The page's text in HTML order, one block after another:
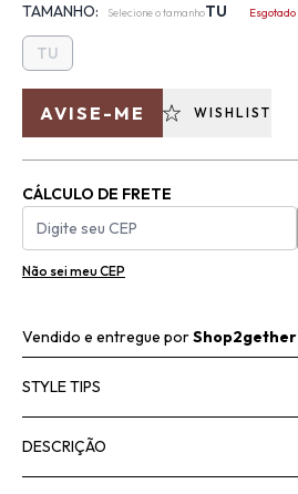
TAMANHO: Selecione o tamanhoTU Esgotado
TU
AVISE-ME WISHLIST
CÁLCULO DE FRETE
Não sei meu CEP
Vendido e entregue porShop2gether
STYLE TIPS
DESCRIÇÃO